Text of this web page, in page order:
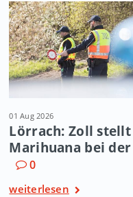
01 Aug 2026
Lörrach: Zoll
Marihuana bei
0
weiterlesen